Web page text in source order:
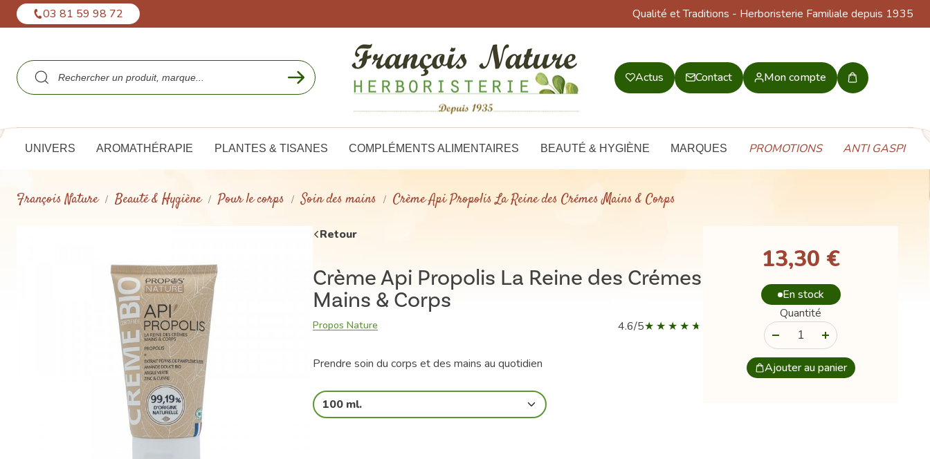
03 81 59 98 72 Qualité et Traditions - Herboristerie Familiale depuis 1935
Actus Contact Mon compte
Mon
UNIVERS AROMATHÉRAPIE PLANTES & TISANES COMPLÉMENTS ALIMENTAIRES BEAUTÉ & HYGIÈNE MARQUES PROMOTIONS ANTI GASPI
François Nature Beauté & Hygiène Pour le corps Soin des mains Crème Api Propolis La Reine des Crémes Mains & Corps
Retour
Crème Api Propolis La Reine des Crémes
Mains & Corps
Propos Nature 4.6/5
Prendre soin du corps et des mains au quotidien
100 ml.
13,30 €
En stock
Quantité
Ajouter au panier
Panneau de gestion des cookies